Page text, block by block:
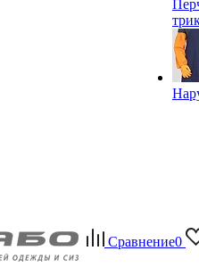
Сравнение0